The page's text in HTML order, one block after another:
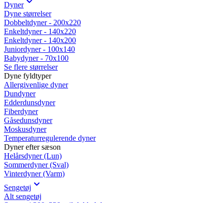
Dyner
Dyne størrelser
Dobbeltdyner - 200x220
Enkeltdyner - 140x220
Enkeltdyner - 140x200
Juniordyner - 100x140
Babydyner - 70x100
Se flere størrelser
Dyne fyldtyper
Allergivenlige dyner
Dundyner
Edderdunsdyner
Fiberdyner
Gåsedunsdyner
Moskusdyner
Temperaturregulerende dyner
Dyner efter sæson
Helårsdyner (Lun)
Sommerdyner (Sval)
Vinterdyner (Varm)
Sengetøj
Alt sengetøj